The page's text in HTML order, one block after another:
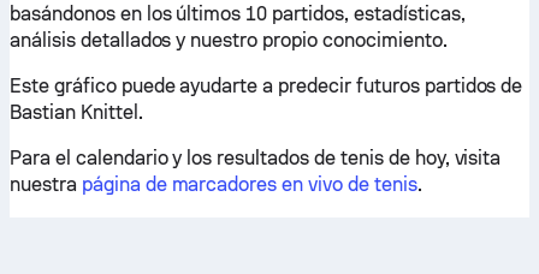
basándonos en los últimos 10 partidos, estadísticas,
análisis detallados y nuestro propio conocimiento.
Este gráfico puede ayudarte a predecir futuros partidos de
Bastian Knittel.
Para el calendario y los resultados de tenis de hoy, visita
nuestra página de marcadores en vivo de tenis.